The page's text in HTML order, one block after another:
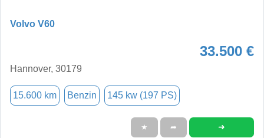
Volvo V60
33.500 €
Hannover, 30179
15.600 km Benzin 145 kw (197 PS)
★ ➦ ➜